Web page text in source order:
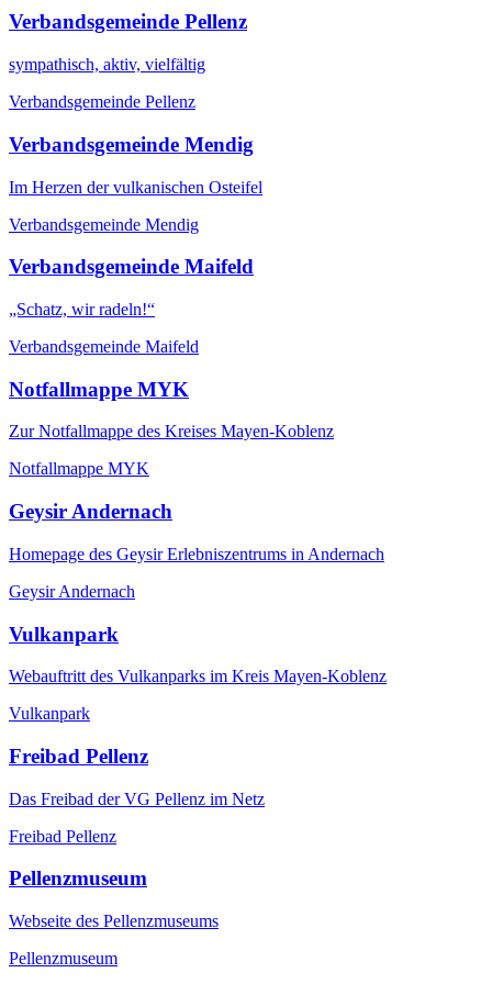
Verbandsgemeinde Pellenz
sympathisch, aktiv, vielfältig
Verbandsgemeinde Pellenz
Verbandsgemeinde Mendig
Im Herzen der vulkanischen Osteifel
Verbandsgemeinde Mendig
Verbandsgemeinde Maifeld
„Schatz, wir radeln!“
Verbandsgemeinde Maifeld
Notfallmappe MYK
Zur Notfallmappe des Kreises Mayen-Koblenz
Notfallmappe MYK
Geysir Andernach
Homepage des Geysir Erlebniszentrums in Andernach
Geysir Andernach
Vulkanpark
Webauftritt des Vulkanparks im Kreis Mayen-Koblenz
Vulkanpark
Freibad Pellenz
Das Freibad der VG Pellenz im Netz
Freibad Pellenz
Pellenzmuseum
Webseite des Pellenzmuseums
Pellenzmuseum